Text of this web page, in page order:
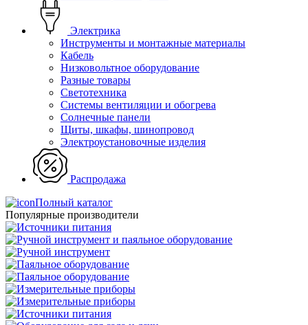
Электрика
Инструменты и монтажные материалы
Кабель
Низковольтное оборудование
Разные товары
Светотехника
Системы вентиляции и обогрева
Солнечные панели
Щиты, шкафы, шинопровод
Электроустановочные изделия
Распродажа
Полный каталог
Популярные производители